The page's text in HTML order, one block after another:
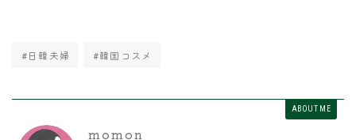
#日韓夫婦 #韓国コスメ
ABOUT ME
momon